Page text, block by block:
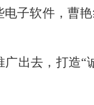
子软件，曹
出去，打造“